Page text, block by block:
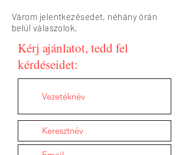
Várom jelentkezésedet, néhány órán
belül válaszolok.
Kérj ajánlatot, tedd fel
kérdéseidet: